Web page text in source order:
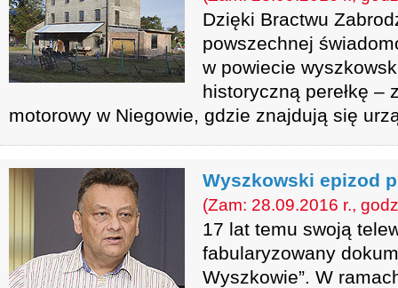
Dzięki Bractwu
powszechnej
w powiecie
historyczną perełkę –
motorowy w Niegowie, gdzie znajdują się
Wyszkowski epizod
(Zam: 28.09.2016 r.,
17 lat temu swoją
fabularyzowany
Wyszkowie”. W